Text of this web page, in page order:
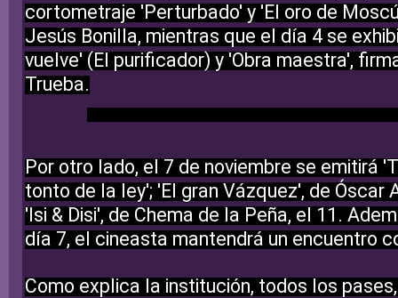
cortometraje 'Perturbado' y 'El oro de
Jesús Bonilla, mientras que el día 4 se
vuelve' (El purificador) y 'Obra maestra',
Trueba.
Por otro lado, el 7 de noviembre se emitirá
tonto de la ley'; 'El gran Vázquez', de Óscar
'Isi & Disi', de Chema de la Peña, el 11.
día 7, el cineasta mantendrá un encuentro
Como explica la institución, todos los